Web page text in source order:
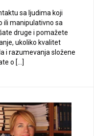
sa ljudima koji
ili manipulativno sa
druge i pomažete
ukoliko kvalitet
i razumevanja složene
o […]